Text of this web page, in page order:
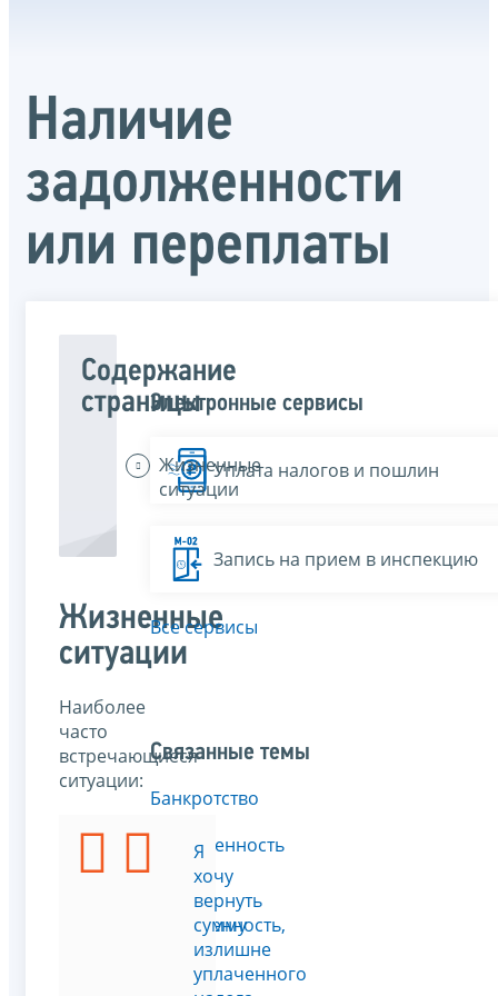
Наличие
задолженности
или переплаты
Содержание
страницы
Жизненные
ситуации
Жизненные
ситуации
Наиболее
часто
встречающиеся
ситуации:
меня
задолженность,
Я
хочу
вернуть
сумму
излишне
уплаченного
Электронные сервисы
Уплата налогов и пошлин
Запись на прием в инспекцию
Все сервисы
Связанные темы
Банкротство
Задолженность